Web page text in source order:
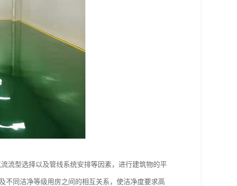
流型选择以及管线系统安排等因素，进行建筑物的平
不同洁净等级用房之间的相互关系，使洁净度要求高